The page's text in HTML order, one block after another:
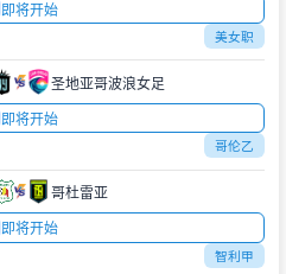
即将开始
美女职
圣地亚哥波浪女足
即将开始
哥伦乙
哥杜雷亚
即将开始
智利甲